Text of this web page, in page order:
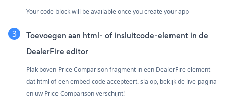
Your code block will be available once you create your app
Toevoegen aan html- of insluitcode-element in de
DealerFire editor
Plak boven Price Comparison fragment in een DealerFire element
dat html of een embed-code accepteert. sla op, bekijk de live-pagina
en uw Price Comparison verschijnt!